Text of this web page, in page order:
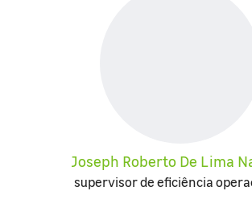
Joseph Roberto De Lima
supervisor de eficiência